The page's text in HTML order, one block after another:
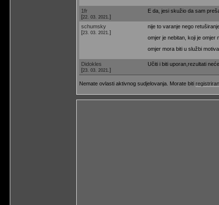
1fr
[22. 03. 2021. ]
E da, jesi skužio da sam
schumsky
[23. 03. 2021. ]
nije to varanje nego
omjer je nebitan, koji je omjer
omjer mora biti u službi
Didokles
[23. 03. 2021. ]
Učiti i biti uporan,rezultati
Nemate ovlasti aktivnog sudjelovanja. Morate biti